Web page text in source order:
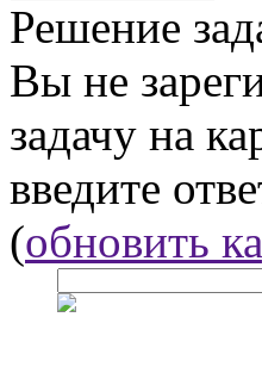
Решение
Вы не
задачу на
введите
(обновить